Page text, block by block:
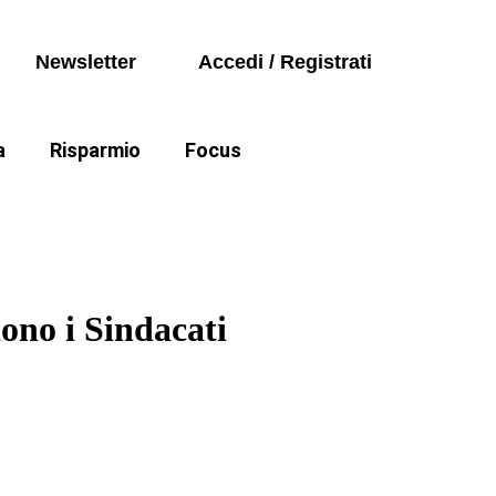
Newsletter Accedi / Registrati
Risparmio Focus
Politica
i Sindacati